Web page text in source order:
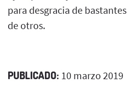
para desgracia de
de otros.
PUBLICADO: 10 marzo 2019